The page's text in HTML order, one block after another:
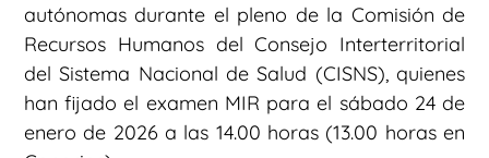
autónomas durante el pleno de la Comisión de
Recursos Humanos del Consejo Interterritorial
del Sistema Nacional de Salud (CISNS), quienes
han fijado el examen MIR para el sábado 24 de
enero de 2026 a las 14.00 horas (13.00 horas en